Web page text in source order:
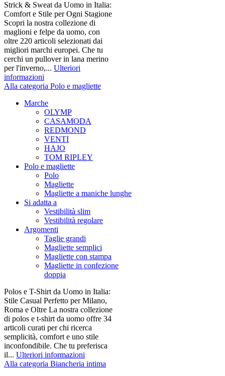
Strick & Sweat da Uomo in Italia:
Comfort e Stile per Ogni Stagione
Scopri la nostra collezione di
maglioni e felpe da uomo, con
oltre 220 articoli selezionati dai
migliori marchi europei. Che tu
cerchi un pullover in lana merino
per l'inverno,... Ulteriori
informazioni
Alla categoria Polo e magliette
Marche
OLYMP
CASAMODA
REDMOND
VENTI
HAJO
TOM RIPLEY
Polo e magliette
Polo
Magliette
Magliette a maniche lunghe
Si adatta a
Vestibilità slim
Vestibilità regolare
Argomenti
Taglie grandi
Magliette semplici
Magliette con stampa
Magliette in confezione
doppia
Polos e T-Shirt da Uomo in Italia:
Stile Casual Perfetto per Milano,
Roma e Oltre La nostra collezione
di polos e t-shirt da uomo offre 34
articoli curati per chi ricerca
semplicità, comfort e uno stile
inconfondibile. Che tu preferisca
il... Ulteriori informazioni
Alla categoria Biancheria intima